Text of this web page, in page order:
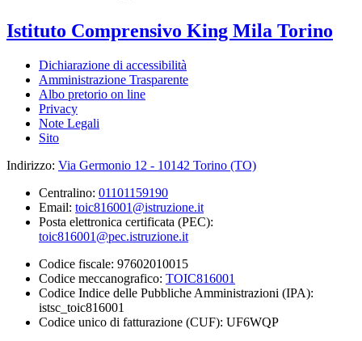
Istituto Comprensivo King Mila Torino
Dichiarazione di accessibilità
Amministrazione Trasparente
Albo pretorio on line
Privacy
Note Legali
Sito
Indirizzo: Via Germonio 12 - 10142 Torino (TO)
Centralino: 01101159190
Email: toic816001@istruzione.it
Posta elettronica certificata (PEC):
toic816001@pec.istruzione.it
Codice fiscale: 97602010015
Codice meccanografico: TOIC816001
Codice Indice delle Pubbliche Amministrazioni (IPA):
istsc_toic816001
Codice unico di fatturazione (CUF): UF6WQP